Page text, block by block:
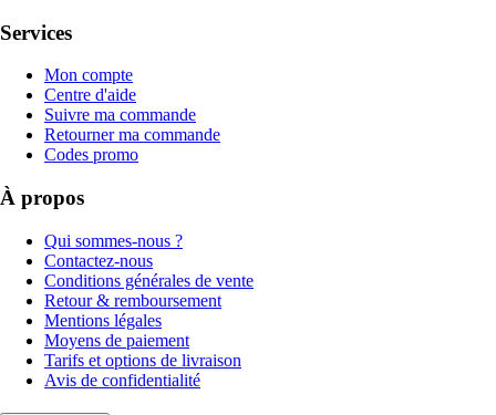
Services
Mon compte
Centre d'aide
Suivre ma commande
Retourner ma commande
Codes promo
À propos
Qui sommes-nous ?
Contactez-nous
Conditions générales de vente
Retour & remboursement
Mentions légales
Moyens de paiement
Tarifs et options de livraison
Avis de confidentialité